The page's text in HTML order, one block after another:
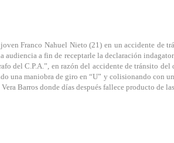
Franco Nahuel Nieto (21) en un accidente de
a fin de receptarle la declaración
del C.P.A.”, en razón del accidente de tránsito
una maniobra de giro en “U” y colisionando
Barros donde días después fallece producto de